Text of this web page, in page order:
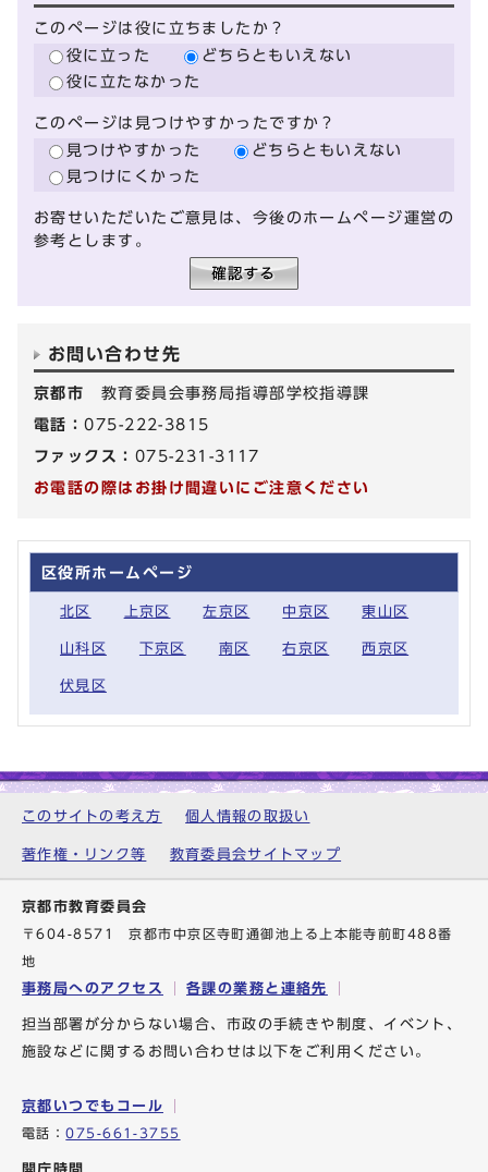
このページは役に立ちましたか？
役に立った
どちらともいえない
役に立たなかった
このページは見つけやすかったですか？
見つけやすかった
どちらともいえない
見つけにくかった
お寄せいただいたご意見は、今後のホームページ運営の
参考とします。
お問い合わせ先
京都市 教育委員会事務局指導部学校指導課
電話：075-222-3815
ファックス： 075-231-3117
お電話の際はお掛け間違いにご注意ください
区役所ホームページ
北区 上京区 左京区 中京区 東山区
山科区 下京区 南区 右京区 西京区
伏見区
このサイトの考え方 個人情報の取扱い
著作権・リンク等 教育委員会サイトマップ
京都市教育委員会
〒604-8571 京都市中京区寺町通御池上る上本能寺前町488番
地
事務局へのアクセス 各課の業務と連絡先
担当部署が分からない場合、市政の手続きや制度、イベント、
施設などに関するお問い合わせは以下をご利用ください。
京都いつでもコール
電話：075-661-3755